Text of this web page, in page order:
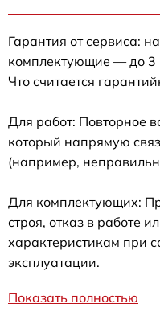
Гарантия от сервиса:
комплектующие — до 3
Что считается
Для работ: Повторное
который напрямую
(например,
Для комплектующих:
строя, отказ в работе
характеристикам при
эксплуатации.
Показать полностью